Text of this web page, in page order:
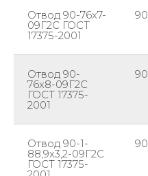
Отвод 90-76х7-
09Г2С ГОСТ
17375-2001
90
Отвод 90-
76х8-09Г2С
ГОСТ 17375-
2001
90
Отвод 90-1-
88,9х3,2-09Г2С
ГОСТ 17375-
90